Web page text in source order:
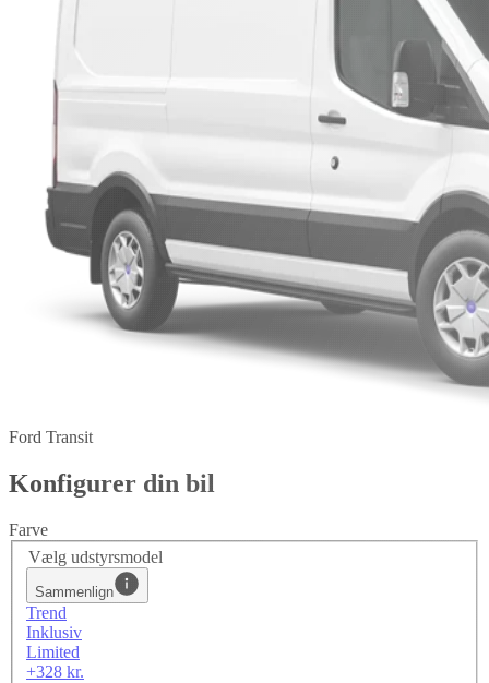
Ford Transit
Konfigurer din bil
Farve
Vælg udstyrsmodel
Sammenlign
Trend
Inklusiv
Limited
+328 kr.